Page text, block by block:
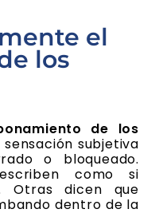
el
los
de los
subjetiva
o bloqueado.
como si
Otras dicen que
dentro de la